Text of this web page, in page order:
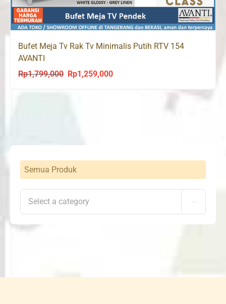
Bufet Meja Tv Rak Tv Minimalis Putih RTV 154
AVANTI
Rp1,799,000
Original
Rp1,259,000Current
Semua Produk
